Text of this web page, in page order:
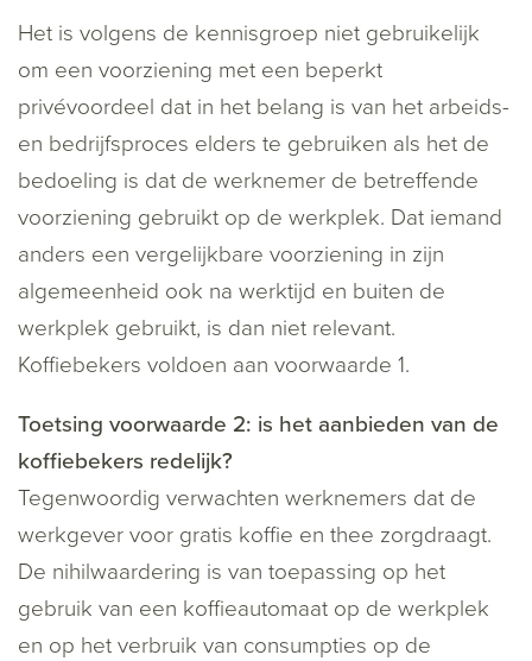
Het is volgens de kennisgroep niet gebruikelijk
om een voorziening met een beperkt
privévoordeel dat in het belang is van het arbeids-
en bedrijfsproces elders te gebruiken als het de
bedoeling is dat de werknemer de betreffende
voorziening gebruikt op de werkplek. Dat iemand
anders een vergelijkbare voorziening in zijn
algemeenheid ook na werktijd en buiten de
werkplek gebruikt, is dan niet relevant.
Koffiebekers voldoen aan voorwaarde 1.
Toetsing voorwaarde 2: is het aanbieden van de
koffiebekers redelijk?
Tegenwoordig verwachten werknemers dat de
werkgever voor gratis koffie en thee zorgdraagt.
De nihilwaardering is van toepassing op het
gebruik van een koffieautomaat op de werkplek
en op het verbruik van consumpties op de